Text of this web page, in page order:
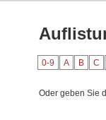
0-9 A B C
Oder geben Sie